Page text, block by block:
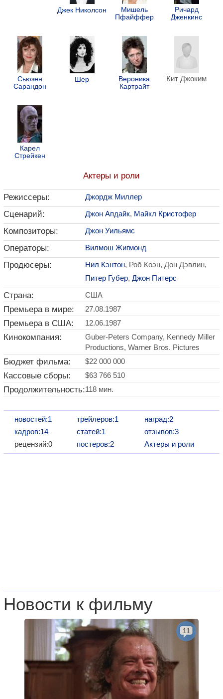
Джек Николсон
Мишель
Пфайффер
Ричард
Дженкинс
Сьюзен
Сарандон
Шер
Вероника
Картрайт
Кит Джоким
Карел
Стрейкен
Актеры и роли
Режиссеры: Джордж Миллер
Сценарий: Джон Апдайк, Майкл Кристофер
Композиторы: Джон Уильямс
Операторы: Вилмош Жигмонд
Продюсеры: Нил Кэнтон, Роб Коэн, Дон Дэвлин,
Питер Губер, Джон Питерс
Страна: США
Премьера в мире: 27.08.1987
Премьера в США: 12.06.1987
Кинокомпания:
Guber-Peters Company, Kennedy Miller
Productions, Warner Bros. Pictures
Бюджет фильма: $22 000 000
Кассовые сборы: $63 766 510
Продолжительность:118 мин.
новостей:1
кадров:14
рецензий:0
трейлеров:1
статей:1
постеров:2
наград:2
отзывов:3
Актеры и роли
Новости к фильму
11